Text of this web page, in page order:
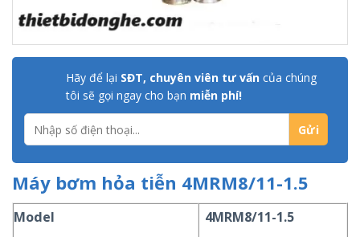
Hãy để lại SĐT, chuyên viên tư vấn của chúng
tôi sẽ gọi ngay cho bạn miễn phí!
Máy bơm hỏa tiễn 4MRM8/11-1.5
Model 4MRM8/11-1.5